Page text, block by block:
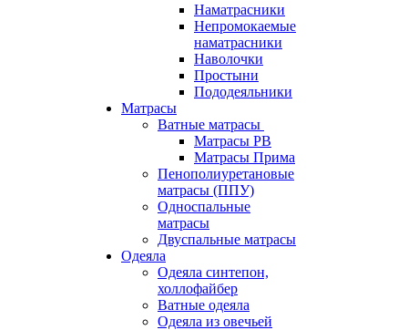
Наматрасники
Непромокаемые
наматрасники
Наволочки
Простыни
Пододеяльники
Матрасы
Ватные матрасы
Матрасы РВ
Матрасы Прима
Пенополиуретановые
матрасы (ППУ)
Односпальные
матрасы
Двуспальные матрасы
Одеяла
Одеяла синтепон,
холлофайбер
Ватные одеяла
Одеяла из овечьей